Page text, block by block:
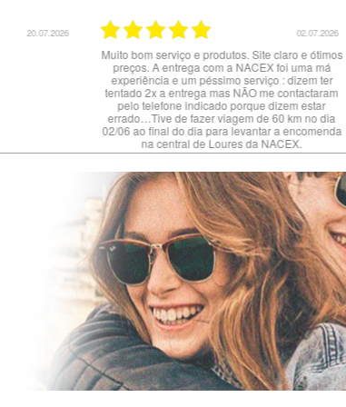
20.07.2026 02.07.2026
Muito bom serviço e produtos. Site claro e ótimos
preços. A entrega com a NACEX foi uma má
experiência e um péssimo serviço : dizem ter
tentado 2x a entrega mas NÃO me contactaram
pelo telefone indicado porque dizem estar
errado…Tive de fazer viagem de 60 km no dia
02/06 ao final do dia para levantar a encomenda
na central de Loures da NACEX.